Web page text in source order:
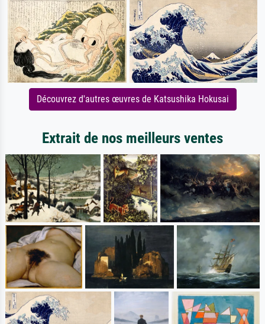
Découvrez d'autres œuvres de Katsushika Hokusai
Extrait de nos meilleurs ventes